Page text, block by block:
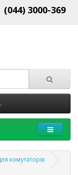
(044) 3000-369
комутаторів